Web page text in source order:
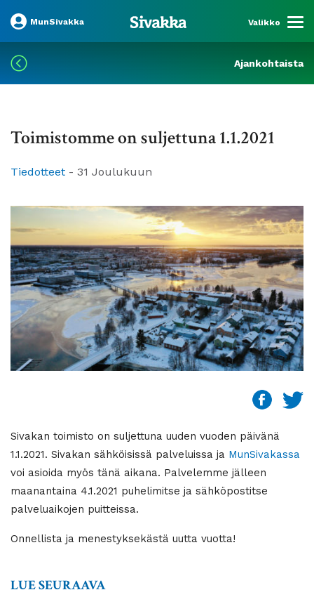
MunSivakka Valikko
Ajankohtaista
Toimistomme on suljettuna 1.1.2021
Tiedotteet - 31 Joulukuun
Sivakan toimisto on suljettuna uuden vuoden päivänä
1.1.2021. Sivakan sähköisissä palveluissa ja MunSivakassa
voi asioida myös tänä aikana. Palvelemme jälleen
maanantaina 4.1.2021 puhelimitse ja sähköpostitse
palveluaikojen puitteissa.
Onnellista ja menestyksekästä uutta vuotta!
LUE SEURAAVA